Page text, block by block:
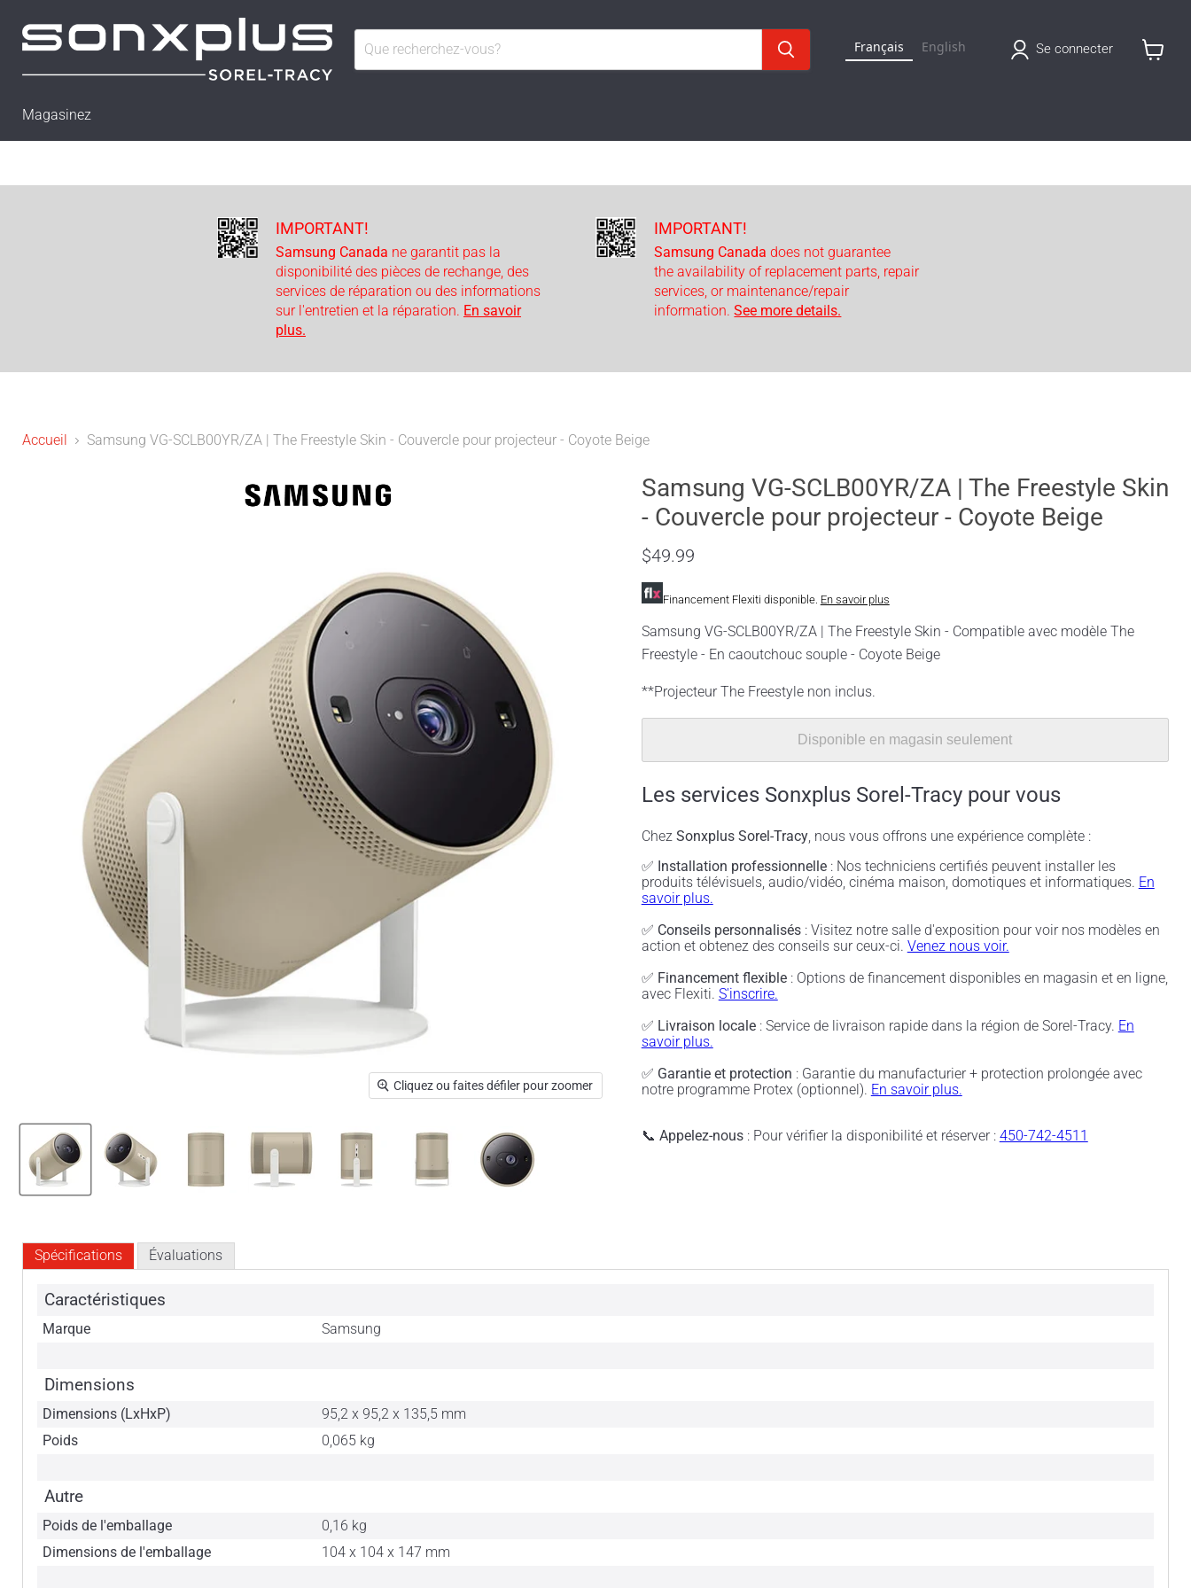
Français English Se connecter
Magasinez
IMPORTANT!
Samsung Canada ne garantit pas la
disponibilité des pièces de rechange, des
services de réparation ou des informations
sur l'entretien et la réparation. En savoir
plus.
IMPORTANT!
Samsung Canada does not guarantee
the availability of replacement parts, repair
services, or maintenance/repair
information.See more details.
Accueil Samsung VG-SCLB00YR/ZA | The Freestyle Skin - Couvercle pour projecteur - Coyote Beige
Cliquez ou faites défiler pour zoomer
Samsung VG-SCLB00YR/ZA | The Freestyle Skin
- Couvercle pour projecteur - Coyote Beige
$49.99
Financement Flexiti disponible. En savoir plus
Samsung VG-SCLB00YR/ZA | The Freestyle Skin - Compatible avec modèle The
Freestyle - En caoutchouc souple - Coyote Beige
**Projecteur The Freestyle non inclus.
Disponible en magasin seulement
Les services Sonxplus Sorel-Tracy pour vous
Chez Sonxplus Sorel-Tracy, nous vous offrons une expérience complète :
✅ Installation professionnelle: Nos techniciens certifiés peuvent installer les
produits télévisuels, audio/vidéo, cinéma maison, domotiques et informatiques. En
savoir plus.
✅ Conseils personnalisés: Visitez notre salle d'exposition pour voir nos modèles en
action et obtenez des conseils sur ceux-ci. Venez nous voir.
✅ Financement flexible: Options de financement disponibles en magasin et en ligne,
avec Flexiti. S'inscrire.
✅ Livraison locale: Service de livraison rapide dans la région de Sorel-Tracy. En
savoir plus.
✅ Garantie et protection : Garantie du manufacturier + protection prolongée avec
notre programme Protex (optionnel). En savoir plus.
📞 Appelez-nous: Pour vérifier la disponibilité et réserver : 450-742-4511
Spécifications Évaluations
Caractéristiques
Marque Samsung
Dimensions
Dimensions (LxHxP)
95,2 x 95,2 x 135,5 mm
Poids
0,065 kg
Autre
Poids de l'emballage
0,16 kg
Dimensions de l'emballage
104 x 104 x 147 mm